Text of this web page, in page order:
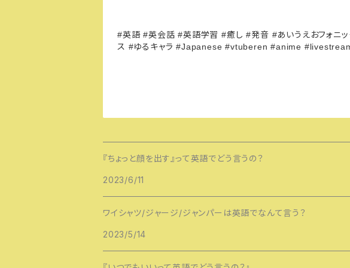
#英語#英会話 #英語学習 #癒し #発音 #あいうえおフォニッ
ス #ゆるキャラ #Japanese #vtuberen #anime
『ちょっと顔を出す』って英語でどう言うの？
2023/6/11
ワイシャツ/ジャージ/ジャンパーは英語でなんて言う？
2023/5/14